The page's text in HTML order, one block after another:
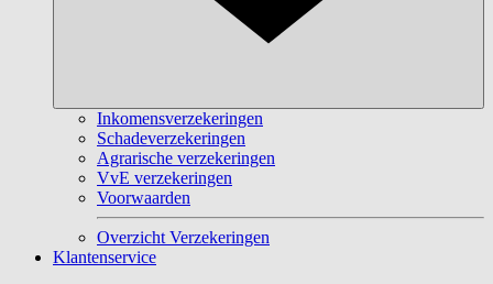
Inkomensverzekeringen
Schadeverzekeringen
Agrarische verzekeringen
VvE verzekeringen
Voorwaarden
Overzicht Verzekeringen
Klantenservice